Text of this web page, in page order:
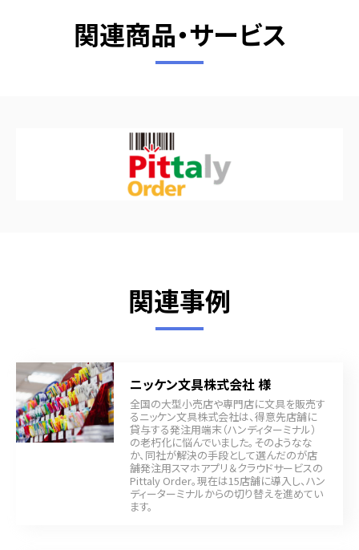
関連商品・サービス
関連事例
ニッケン文具株式会社 様
全国の大型小売店や専門店に文具を販売す
るニッケン文具株式会社は、得意先店舗に
貸与する発注用端末（ハンディターミナル）
の老朽化に悩んでいました。そのようなな
か、同社が解決の手段として選んだのが店
舗発注用スマホアプリ＆クラウドサービスの
Pittaly Order。現在は15店舗に導入し、ハン
ディーターミナルからの切り替えを進めてい
ます。